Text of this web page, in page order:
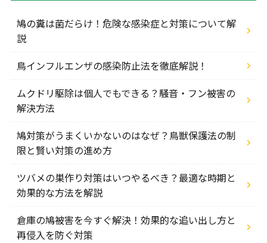
鳩の糞は菌だらけ！危険な感染症と対策について解
説
鳥インフルエンザの感染防止法を徹底解説！
ムクドリ駆除は個人でもできる？騒音・フン被害の
解決方法
鳩対策がうまくいかないのはなぜ？鳥獣保護法の制
限と賢い対策の進め方
ツバメの巣作り対策はいつやるべき？最適な時期と
効果的な方法を解説
倉庫の鳩被害を今すぐ解決！効果的な追い出し方と
再侵入を防ぐ対策